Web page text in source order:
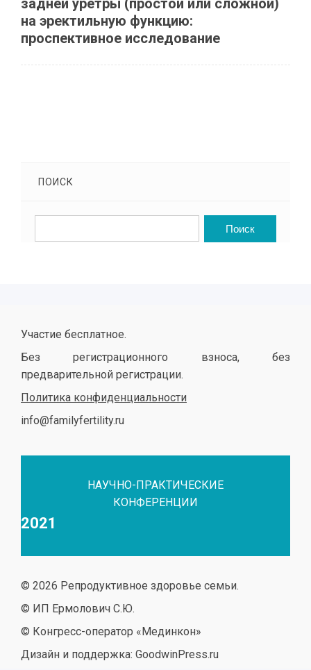
задней уретры (простой или сложной)
на эректильную функцию:
проспективное исследование
ПОИСК
Участие бесплатное.
Без регистрационного взноса, без
предварительной регистрации.
Политика конфиденциальности
info@familyfertility.ru
НАУЧНО-ПРАКТИЧЕСКИЕ
КОНФЕРЕНЦИИ
2021
© 2026 Репродуктивное здоровье семьи.
© ИП Ермолович С.Ю.
© Конгресс-оператор «Мединкон»
Дизайн и поддержка: GoodwinPress.ru